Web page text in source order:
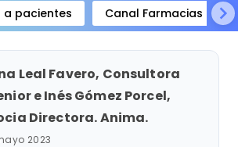
a pacientes Canal Farmacias
Leal Favero, Consultora
e Inés Gómez Porcel,
Directora. Anima.
2023